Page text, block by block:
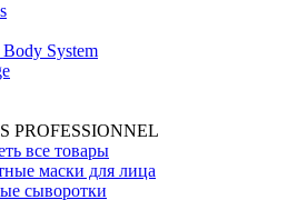
System
PROFESSIONNEL
все товары
маски для лица
сыворотки